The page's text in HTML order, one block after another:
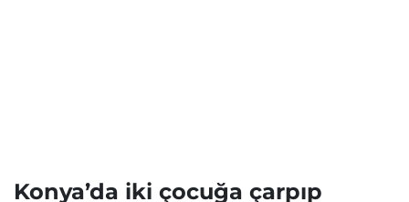
Konya’da iki çocuğa çarpıp